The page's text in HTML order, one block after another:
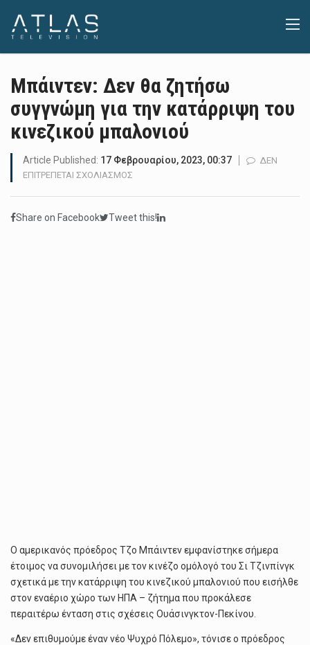
Μπάιντεν: Δεν θα ζητήσω
συγγνώμη για την κατάρριψη του
κινεζικού μπαλονιού
Article Published: 17 Φεβρουαρίου, 2023, 00:37
ΔΕΝ
ΕΠΙΤΡΈΠΕΤΑΙ ΣΧΟΛΙΑΣΜΌΣ
ΘΑ
Share on Facebook Tweet this!
Ο αμερικανός πρόεδρος Τζο Μπάιντεν εμφανίστηκε σήμερα
έτοιμος να συνομιλήσει με τον κινέζο ομόλογό του Σι Τζινπίνγκ
σχετικά με την κατάρριψη του κινεζικού μπαλονιού που εισήλθε
στον εναέριο χώρο των ΗΠΑ – ζήτημα που προκάλεσε
περαιτέρω ένταση στις σχέσεις Ουάσινγκτον-Πεκίνου.
«Δεν επιθυμούμε έναν νέο Ψυχρό Πόλεμο», τόνισε ο πρόεδρος